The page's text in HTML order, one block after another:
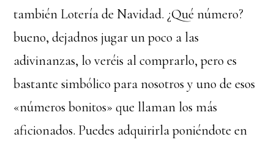
también Lotería de Navidad. ¿Qué número?
bueno, dejadnos jugar un poco a las
adivinanzas, lo veréis al comprarlo, pero es
bastante simbólico para nosotros y uno de esos
«números bonitos» que llaman los más
aficionados. Puedes adquirirla poniéndote en